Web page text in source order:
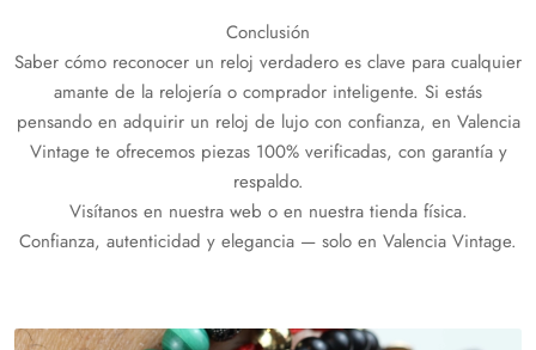
Conclusión
Saber cómo reconocer un reloj verdadero es clave para cualquier
amante de la relojería o comprador inteligente. Si estás
pensando en adquirir un reloj de lujo con confianza, en Valencia
Vintage te ofrecemos piezas 100% verificadas, con garantía y
respaldo.
Visítanos en nuestra web o en nuestra tienda física.
Confianza, autenticidad y elegancia — solo en Valencia Vintage.